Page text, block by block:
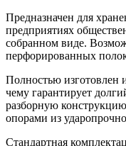
Предназначен для
предприятиях
собранном виде.
перфорированных
Полностью изготовлен
чему гарантирует
разборную
опорами из
Стандартная